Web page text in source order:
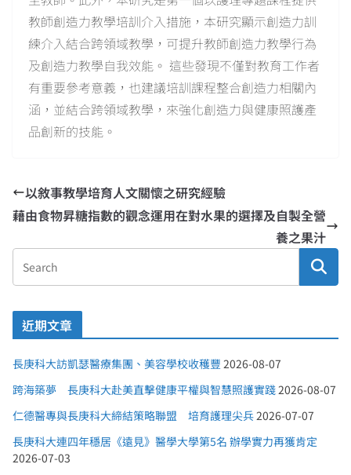
教師創造力教學培訓介入措施，本研究顯示創造力訓
練介入結合跨領域教學，可提升教師創造力教學行為
及創造力教學自我效能。 這些發現不僅對教育工作者
有重要參考意義，也建議培訓課程整合創造力相關內
涵，並結合跨領域教學，來強化創造力與健康照護產
品創新的技能。
以敘事教學培育人文關懷之研究經驗
藉由食物昇糖指數的觀念運用在對水果的選擇及自製全營
養之果汁
近期文章
長庚科大訪凱瑟醫療集團、美容學校收穫豐 2026-08-07
跨海築夢 長庚科大赴美直擊健康平權與智慧照護實踐2026-08-07
仁德醫專與長庚科大締結策略聯盟 培育護理尖兵2026-07-07
長庚科大連四年穩居《遠見》醫學大學第5名 辦學實力再獲肯定
2026-07-03